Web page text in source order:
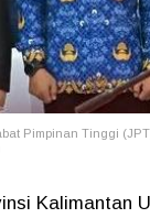
Pimpinan Tinggi
Kalimantan